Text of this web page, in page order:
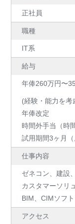
正社員
職種
IT系
給与
年俸260万円〜
(経験・能力を考
年俸改定
時間外手当（時
試用期間3ヶ月（
仕事内容
ゼネコン、建設
カスタマーソリ
BIM、CIMソフ
アクセス